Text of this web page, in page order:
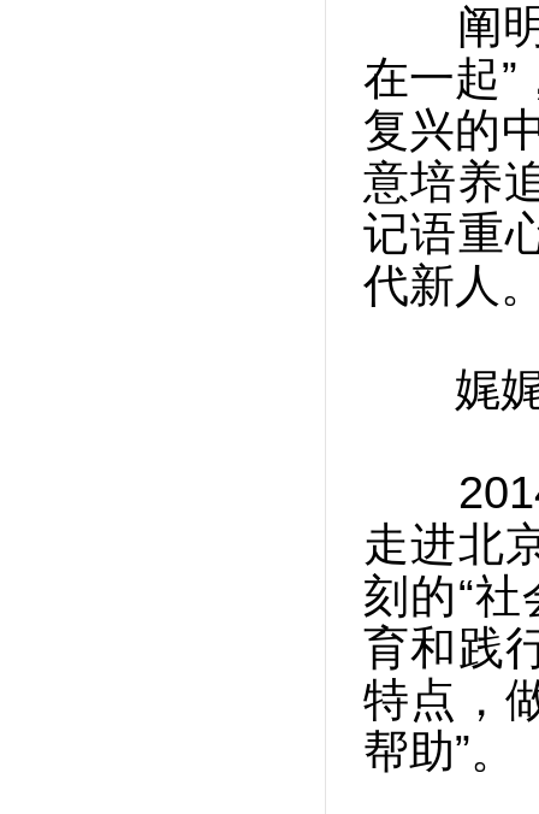
阐明“
在一起”
复兴的
意培养
记语重
代新人
娓娓
2014
走进北
刻的“
育和践
特点，
帮助”。